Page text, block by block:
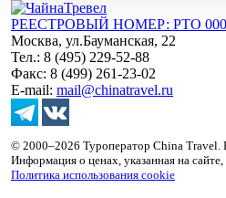
РЕЕСТРОВЫЙ НОМЕР: РТО
Москва, ул.Бауманская, 22
Тел.: 8 (495) 229-52-88
Факс: 8 (499) 261-23-02
E-mail: mail@chinatravel.ru
© 2000–2026 Туроператор China Travel.
Информация о ценах, указанная на
Политика использования cookie